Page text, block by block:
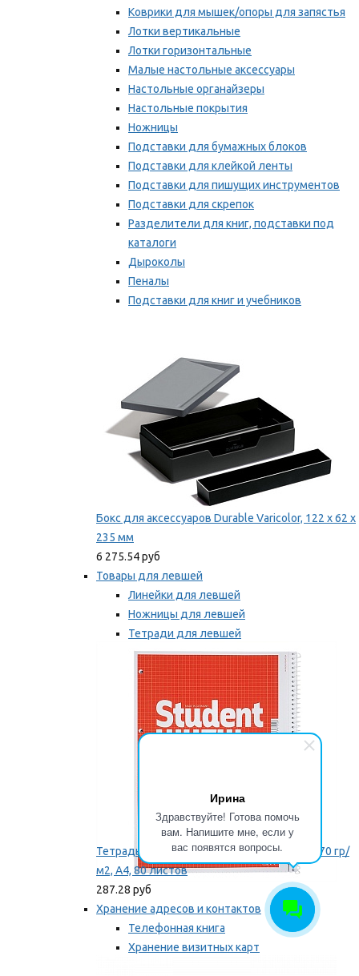
Ирина
Здравствуйте! Готова помочь
вам. Напишите мне, если у
вас появятся вопросы.
Коврики для мышек/опоры для запястья
Лотки вертикальные
Лотки горизонтальные
Малые настольные аксессуары
Настольные органайзеры
Настольные покрытия
Ножницы
Подставки для бумажных блоков
Подставки для клейкой ленты
Подставки для пишущих инструментов
Подставки для скрепок
Разделители для книг, подставки под
каталоги
Дыроколы
Пеналы
Подставки для книг и учебников
Бокс для аксессуаров Durable Varicolor, 122 x 62 x
235 мм
6 275.54 руб
Товары для левшей
Линейки для левшей
Ножницы для левшей
Тетради для левшей
Точилки для левшей
Мы рекомендуем
Тетрадь для левши Brunnen, на пружине, 70 гр/
м2, А4, 80 листов
287.28 руб
Хранение адресов и контактов
Телефонная книга
Хранение визитных карт